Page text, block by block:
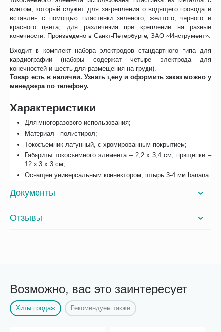
винтом, который служит для закрепления отводящего провода и
вставлен с помощью пластинки зеленого, желтого, черного и
красного цвета, для различения при креплении на разные
конечности. Произведено в Санкт-Петербурге, ЗАО «Инструмент».
Входит в комплект набора электродов стандартного типа для
кардиографии (наборы содержат четыре электрода для
конечностей и шесть для размещения на груди).
Товар есть в наличии. Узнать цену и оформить заказ можно у
менеджера по телефону.
Характеристики
Для многоразового использования;
Материал - полистирол;
Токосъемник латунный, с хромированным покрытием;
Габариты токосъемного элемента – 2,2 х 3,4 см, прищепки –
12 х 3 х 3 см;
Оснащен универсальным коннектором, штырь 3-4 мм banana.
Документы
Отзывы
Возможно, вас это заинтересует
Хиты продаж Рекомендуем также